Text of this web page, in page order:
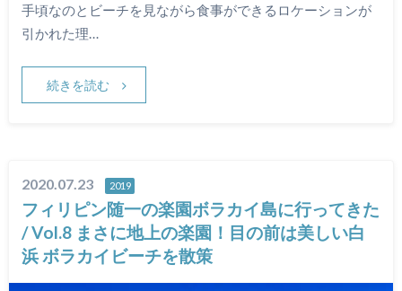
手頃なのとビーチを見ながら食事ができるロケーションが
引かれた理…
続きを読む
2020.07.23 2019
フィリピン随一の楽園ボラカイ島に行ってきた
/ Vol.8 まさに地上の楽園！目の前は美しい白
浜 ボラカイビーチを散策